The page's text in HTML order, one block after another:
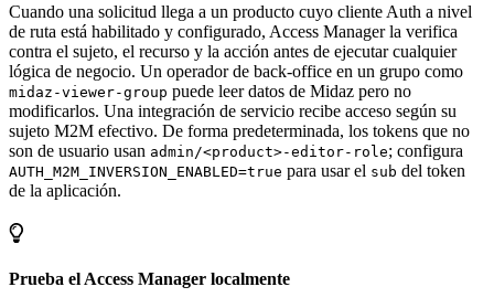
Cuando una solicitud llega a un producto cuyo cliente Auth a nivel
de ruta está habilitado y configurado, Access Manager la verifica
contra el sujeto, el recurso y la acción antes de ejecutar cualquier
lógica de negocio. Un operador de back-office en un grupo como
midaz-viewer-group puede leer datos de Midaz pero no
modificarlos. Una integración de servicio recibe acceso según su
sujeto M2M efectivo. De forma predeterminada, los tokens que no
son de usuario usan admin/<product>-editor-role; configura
AUTH_M2M_INVERSION_ENABLED=true para usar el sub del token
de la aplicación.
Prueba el Access Manager localmente